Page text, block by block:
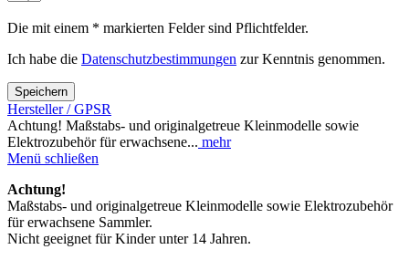
Die mit einem * markierten Felder sind Pflichtfelder.
Ich habe die Datenschutzbestimmungen zur Kenntnis genommen.
Speichern
Hersteller / GPSR
Achtung! Maßstabs- und originalgetreue Kleinmodelle sowie
Elektrozubehör für erwachsene... mehr
Menü schließen
Achtung!
Maßstabs- und originalgetreue Kleinmodelle sowie Elektrozubehör
für erwachsene Sammler.
Nicht geeignet für Kinder unter 14 Jahren.